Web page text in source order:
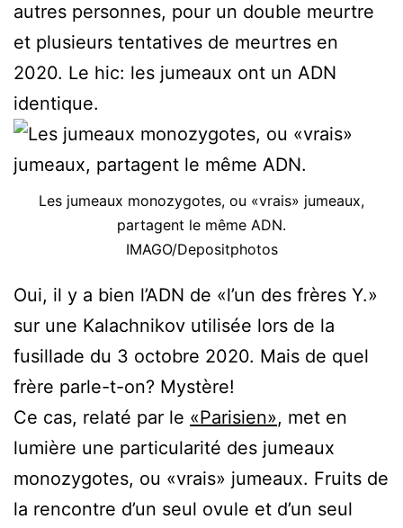
autres personnes, pour un double meurtre
et plusieurs tentatives de meurtres en
2020. Le hic: les jumeaux ont un ADN
identique.
Les jumeaux monozygotes, ou «vrais» jumeaux,
partagent le même ADN.
IMAGO/Depositphotos
Oui, il y a bien l’ADN de «l’un des frères Y.»
sur une Kalachnikov utilisée lors de la
fusillade du 3 octobre 2020. Mais de quel
frère parle-t-on? Mystère!
Ce cas, relaté par le «Parisien», met en
lumière une particularité des jumeaux
monozygotes, ou «vrais» jumeaux. Fruits de
la rencontre d’un seul ovule et d’un seul